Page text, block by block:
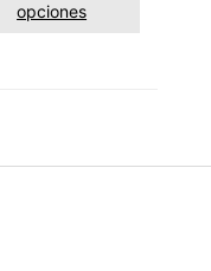
opciones